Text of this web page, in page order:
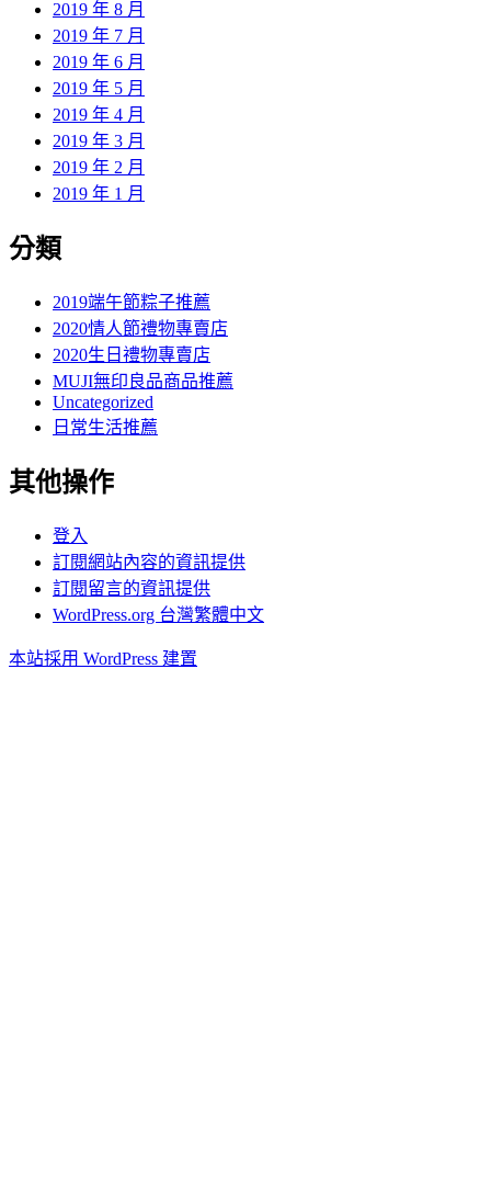
2019 年 8 月
2019 年 7 月
2019 年 6 月
2019 年 5 月
2019 年 4 月
2019 年 3 月
2019 年 2 月
2019 年 1 月
分類
2019端午節粽子推薦
2020情人節禮物專賣店
2020生日禮物專賣店
MUJI無印良品商品推薦
Uncategorized
日常生活推薦
其他操作
登入
訂閱網站內容的資訊提供
訂閱留言的資訊提供
WordPress.org 台灣繁體中文
本站採用 WordPress 建置